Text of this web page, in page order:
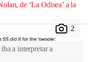
de ‘La Odisea’ a la
a interpretar a